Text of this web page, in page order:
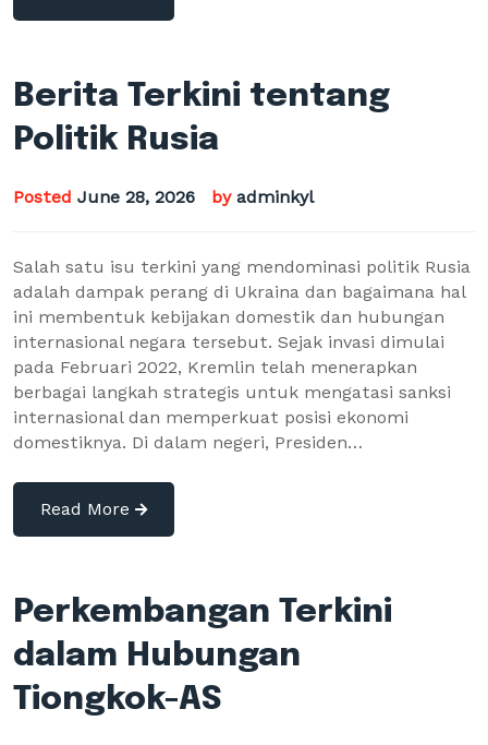
Berita Terkini tentang
Politik Rusia
Posted June 28, 2026 by adminkyl
Salah satu isu terkini yang mendominasi politik Rusia
adalah dampak perang di Ukraina dan bagaimana hal
ini membentuk kebijakan domestik dan hubungan
internasional negara tersebut. Sejak invasi dimulai
pada Februari 2022, Kremlin telah menerapkan
berbagai langkah strategis untuk mengatasi sanksi
internasional dan memperkuat posisi ekonomi
domestiknya. Di dalam negeri, Presiden…
Read More
Perkembangan Terkini
dalam Hubungan
Tiongkok-AS